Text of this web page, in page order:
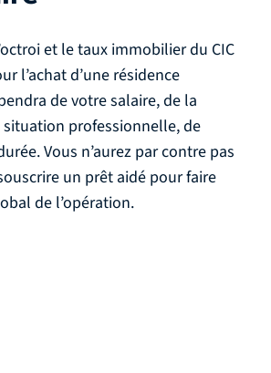
et le taux immobilier du CIC
l’achat d’une résidence
de votre salaire, de la
professionnelle, de
Vous n’aurez par contre pas
un prêt aidé pour faire
de l’opération.